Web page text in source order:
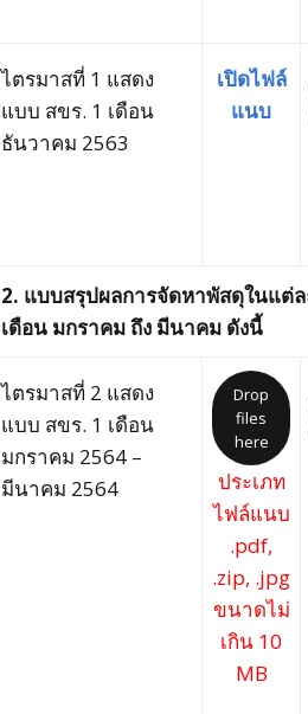
ไตรมาสที่ 1 แสดง
แบบ สขร. 1 เดือน
ธันวาคม 2563
เปิดไฟล์
แนบ
2. แบบสรุปผลการจัดหาพัสดุในแต่
เดือน มกราคม ถึง มีนาคม ดังนี้
ไตรมาสที่ 2 แสดง
แบบ สขร. 1 เดือน
มกราคม 2564 –
มีนาคม 2564
Drop
files
here
ประเภท
ไฟล์แนบ
.pdf,
.zip, .jpg
ขนาดไม่
เกิน 10
MB